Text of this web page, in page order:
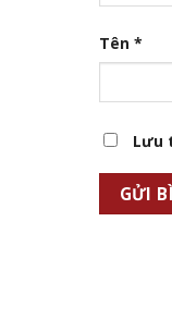
Tên *
Lưu